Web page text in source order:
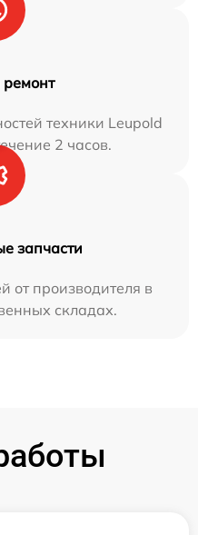
техники Leupold
2 часов.
запчасти
от производителя в
складах.